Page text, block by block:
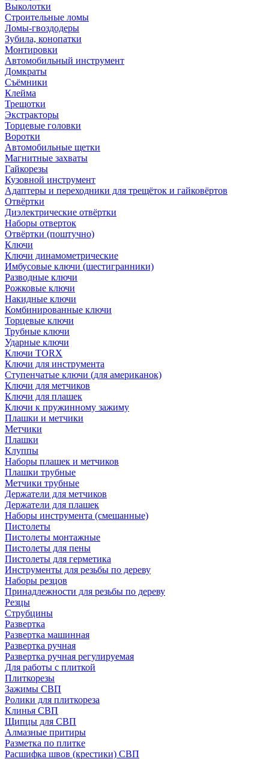
Выколотки
Строительные ломы
Ломы-гвоздодеры
Зубила, конопатки
Монтировки
Автомобильный инструмент
Домкраты
Съёмники
Клейма
Трещотки
Экстракторы
Торцевые головки
Воротки
Автомобильные щетки
Магнитные захваты
Гайкорезы
Кузовной инструмент
Адаптеры и переходники для трещёток и гайковёртов
Отвёртки
Диэлектрические отвёртки
Наборы отверток
Отвёртки (поштучно)
Ключи
Ключи динамометрические
Имбусовые ключи (шестигранники)
Разводные ключи
Рожковые ключи
Накидные ключи
Комбинированные ключи
Торцевые ключи
Трубные ключи
Ударные ключи
Ключи TORX
Ключи для инструмента
Ступенчатые ключи (для американок)
Ключи для метчиков
Ключи для плашек
Ключи к пружинному зажиму
Плашки и метчики
Метчики
Плашки
Клуппы
Наборы плашек и метчиков
Плашки трубные
Метчики трубные
Держатели для метчиков
Держатели для плашек
Наборы инструмента (смешанные)
Пистолеты
Пистолеты монтажные
Пистолеты для пены
Пистолеты для герметика
Инструменты для резьбы по дереву
Наборы резцов
Принадлежности для резьбы по дереву
Резцы
Струбцины
Развертка
Развертка машинная
Развертка ручная
Развертка ручная регулируемая
Для работы с плиткой
Плиткорезы
Зажимы СВП
Ролики для плиткореза
Клинья СВП
Щипцы для СВП
Алмазные притиры
Разметка по плитке
Расшифка швов (крестики) СВП